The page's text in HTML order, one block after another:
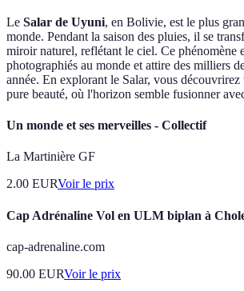
Le Salar de Uyuni, en Bolivie, est le plus
monde. Pendant la saison des pluies, il se
miroir naturel, reflétant le ciel. Ce phénomène
photographiés au monde et attire des milliers
année. En explorant le Salar, vous découvrirez
pure beauté, où l'horizon semble fusionner
Un monde et ses merveilles - Collectif
La Martinière GF
2.00 EURVoir le prix
Cap Adrénaline Vol en ULM biplan à
cap-adrenaline.com
90.00 EURVoir le prix